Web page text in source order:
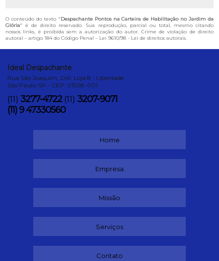
O conteúdo do texto "Despachante Pontos na Carteira de Habilitação no Jardim da
Glória" é de direito reservado. Sua reprodução, parcial ou total, mesmo citando
nossos links, é proibida sem a autorização do autor. Crime de violação de direito
autoral – artigo 184 do Código Penal – Lei 9610/98 - Lei de direitos autorais.
Ideal Despachante
Rua São Joaquim, 249, Loja:8 - Liberdade
São Paulo-SP - CEP: 01508-001
(11) 3277-4722 (11) 3207-9071
(11) 9 47330560
Home
Empresa
Missão
Serviços
Contato